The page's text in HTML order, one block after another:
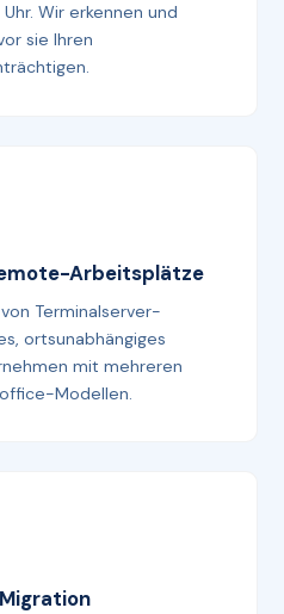
Wir erkennen und
sie Ihren
Arbeitsplätze
Terminalserver-
ortsunabhängiges
mit mehreren
Modellen.